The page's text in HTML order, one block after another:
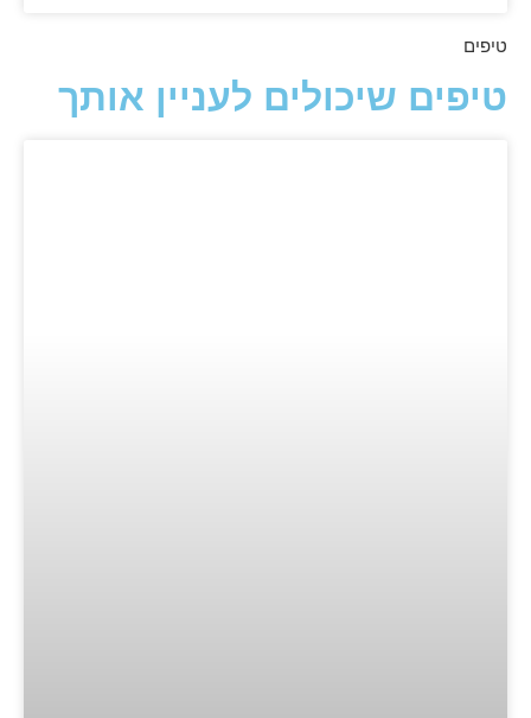
טיפים
טיפים שיכולים לעניין אותך